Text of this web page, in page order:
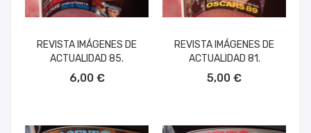
REVISTA IMÁGENES DE
ACTUALIDAD 85.
6,00 €
REVISTA IMÁGENES DE
ACTUALIDAD 81.
5,00 €